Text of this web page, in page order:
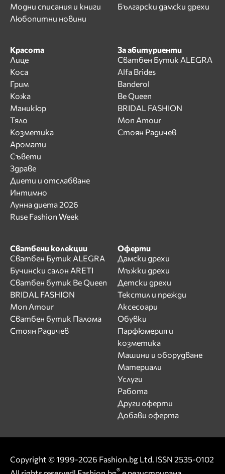
Модни списания и книги
Любопитни новини
Български дамски дрехи
Красота
Лице
Коса
Грим
Кожа
Маникюр
Тяло
Козметика
Аромати
Съвети
Здраве
Диети и отслабване
Интимно
Лунна диета 2026
Ruse Fashion Week
За абитуриенти
Сватбен Бутик ALEGRA
Alfa Brides
Banderol
Be Queen
BRIDAL FASHION
Mon Amour
Стоян Радичев
Сватбени колекции
Сватбен Бутик ALEGRA
Бучински салон ARETI
Сватбен бутик Be Queen
BRIDAL FASHION
Mon Amour
Сватбен бутик Палома
Стоян Радичев
Оферти
Дамски дрехи
Мъжки дрехи
Детски дрехи
Текстил и прежди
Аксесоари
Обувки
Парфюмерия и
козметика
Машини и оборудване
Материали
Услуги
Работа
Други оферти
Добави оферта
Copyright © 1999-2026 Fashion.bg Ltd. ISSN 2535-0102
®